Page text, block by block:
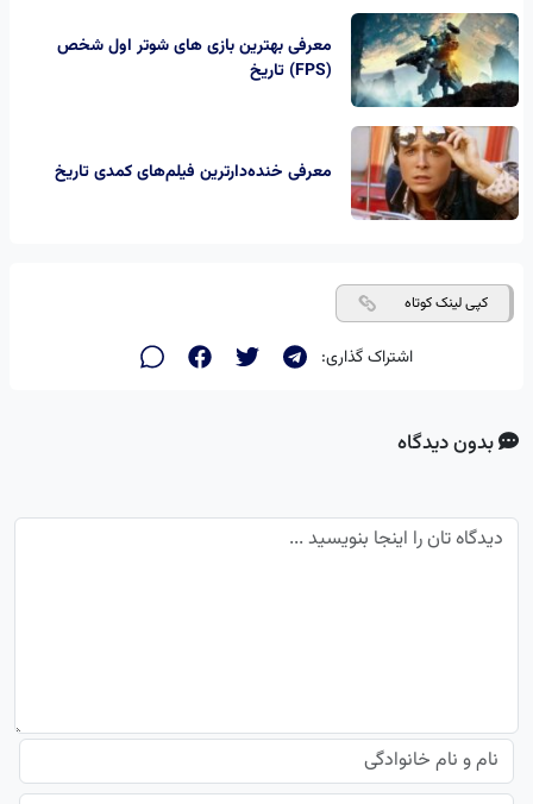
معرفی بهترین بازی های شوتر اول شخص
(FPS) تاریخ
معرفی خنده‌دارترین فیلم‌های کمدی تاریخ
کپی لینک کوتاه
اشتراک گذاری:
بدون دیدگاه